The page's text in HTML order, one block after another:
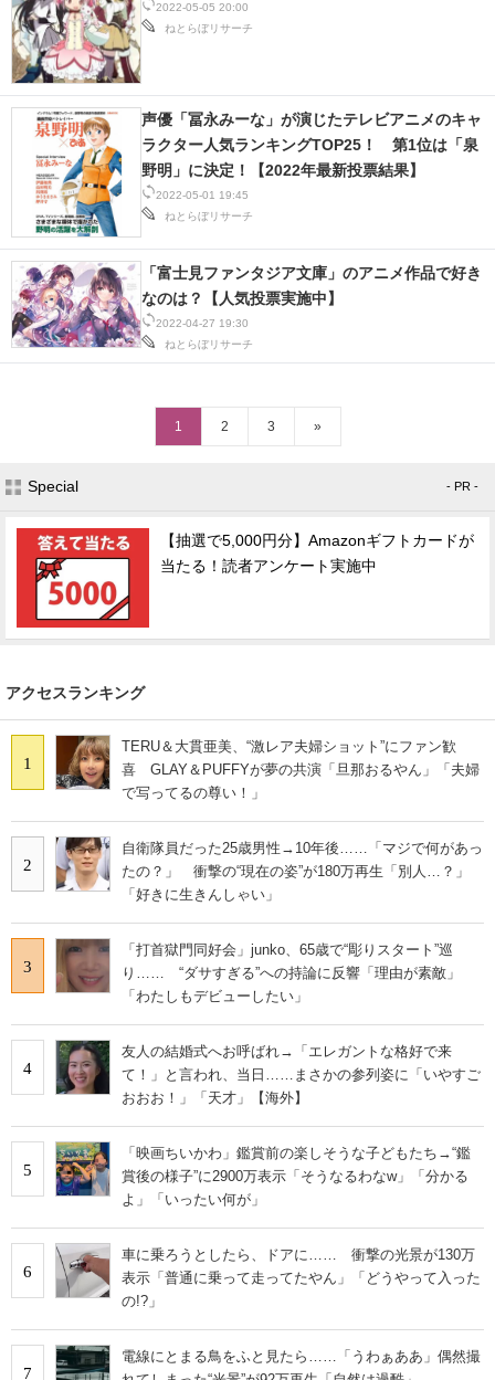
2022-05-05 20:00
ねとらぼリサーチ
2022-05-01 19:45
ねとらぼリサーチ
声優「冨永みーな」が演じたテレビアニメのキャ
ラクター人気ランキングTOP25！ 第1位は「泉
野明」に決定！【2022年最新投票結果】
2022-04-27 19:30
ねとらぼリサーチ
「富士見ファンタジア文庫」のアニメ作品で好き
なのは？【人気投票実施中】
1 2 3 »
Special - PR -
【抽選で5,000円分】Amazonギフトカードが
当たる！読者アンケート実施中
アクセスランキング
1
TERU＆大貫亜美、“激レア夫婦ショット”にファン歓
喜 GLAY＆PUFFYが夢の共演「旦那おるやん」「夫婦
で写ってるの尊い！」
2
自衛隊員だった25歳男性→10年後……「マジで何があっ
たの？」 衝撃の“現在の姿”が180万再生「別人…？」
「好きに生きんしゃい」
3
「打首獄門同好会」junko、65歳で“彫りスタート”巡
り…… “ダサすぎる”への持論に反響「理由が素敵」
「わたしもデビューしたい」
4
友人の結婚式へお呼ばれ→「エレガントな格好で来
て！」と言われ、当日……まさかの参列姿に「いやすご
おおお！」「天才」【海外】
5
「映画ちいかわ」鑑賞前の楽しそうな子どもたち→“鑑
賞後の様子”に2900万表示「そうなるわなw」「分かる
よ」「いったい何が」
6
車に乗ろうとしたら、ドアに…… 衝撃の光景が130万
表示「普通に乗って走ってたやん」「どうやって入った
の!?」
7
電線にとまる鳥をふと見たら……「うわぁああ」偶然撮